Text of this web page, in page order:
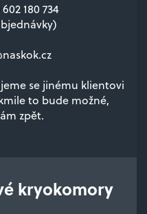
180 734
se jinému klientovi
to bude možné,
zpět.
kryokomory